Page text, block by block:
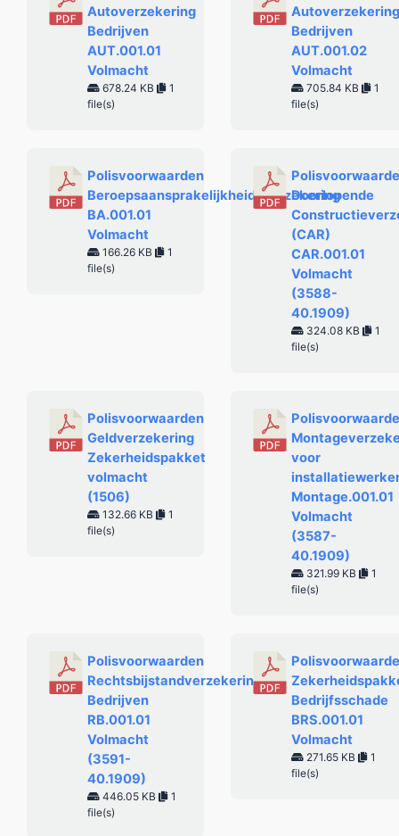
Autoverzekering
Bedrijven
AUT.001.01
Volmacht
678.24 KB
1
file(s)
Autoverzekering
Bedrijven
AUT.001.02
Volmacht
705.84 KB
1
file(s)
Polisvoorwaarden
Beroepsaansprakelijkheidsverzekering
BA.001.01
Volmacht
166.26 KB
1
file(s)
Doorlopende
(CAR)
CAR.001.01
Volmacht
(3588-
40.1909)
324.08 KB
1
file(s)
Polisvoorwaarden
Geldverzekering
Zekerheidspakket
volmacht
(1506)
132.66 KB
1
file(s)
voor
Montage.001.01
Volmacht
(3587-
40.1909)
321.99 KB
1
file(s)
Polisvoorwaarden
Rechtsbijstandverzekering
Bedrijven
RB.001.01
Volmacht
(3591-
40.1909)
446.05 KB
1
file(s)
Bedrijfsschade
BRS.001.01
Volmacht
271.65 KB
1
file(s)